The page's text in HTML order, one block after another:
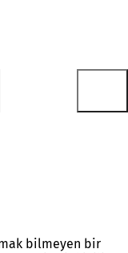
bilmeyen bir